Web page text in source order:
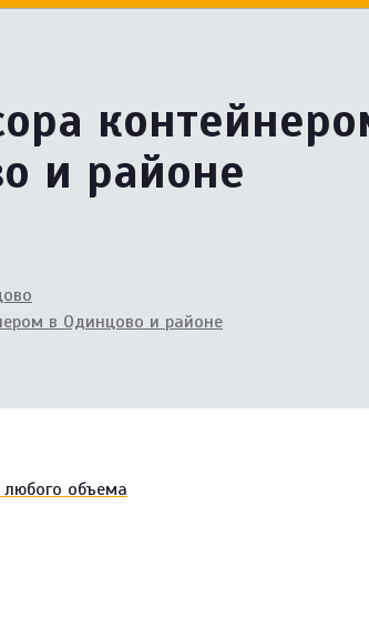
и районе
в Одинцово и районе
объема